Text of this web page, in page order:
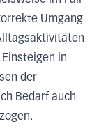
Umgang
in
der
Bedarf auch